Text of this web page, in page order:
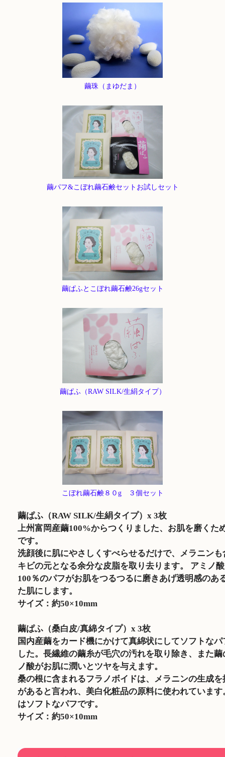
繭ぱふ（RAW SILK/生絹タイプ）x 3枚
上州富岡産繭100%からつくりました、お肌を磨くた
です。
洗顔後に肌にやさしくすべらせるだけで、メラニン
キビの元となる余分な皮脂を取り去ります。 アミノ
100％のパフがお肌をつるつるに磨きあげ透明感のあ
た肌にします。
サイズ：約50×10mm
繭ぱふ（桑白皮/真綿タイプ）x 3枚
国内産繭をカード機にかけて真綿状にしてソフトな
した。長繊維の繭糸が毛穴の汚れを取り除き、また
ノ酸がお肌に潤いとツヤを与えます。
桑の根に含まれるフラノボイドは、メラニンの生成
があると言われ、美白化粧品の原料に使われていま
はソフトなパフです。
サイズ：約50×10mm
繭珠（まゆだま）
繭パフ&こぼれ繭石鹸セットお試しセット
繭ぱふとこぼれ繭石鹸26gセット
繭ぱふ（RAW SILK/生絹タイプ）
こぼれ繭石鹸８０g ３個セット